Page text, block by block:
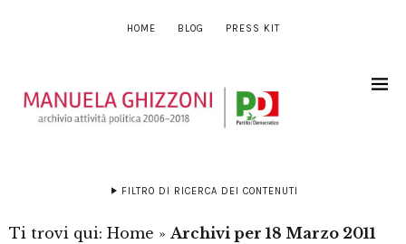
HOME BLOG PRESS KIT
FILTRO DI RICERCA DEI CONTENUTI
Ti trovi qui: Home » Archivi per 18 Marzo 2011